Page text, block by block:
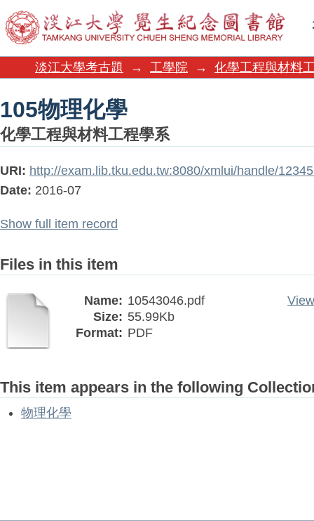
105物理化學
淡江大學考古題 → 工學院 → 化學工程與材料
105物理化學
化學工程與材料工程學系
URI: http://exam.lib.tku.edu.tw:8080/xmlui/handle/
Date: 2016-07
Show full item record
Files in this item
Name: 10543046.pdf
Size: 55.99Kb
Format: PDF
This item appears in the following
物理化學